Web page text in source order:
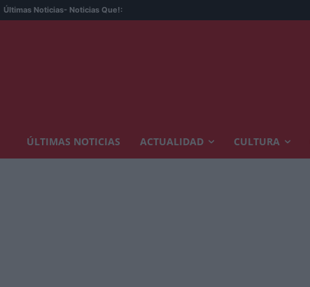
Últimas Noticias- Noticias Que!:
ÚLTIMAS NOTICIAS ACTUALIDAD CULTURA